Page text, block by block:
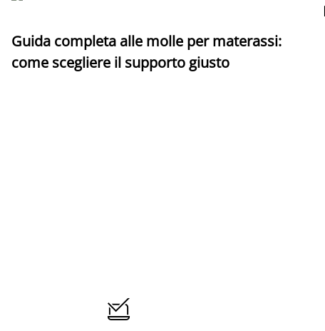
Guida completa alle molle per materassi:
come scegliere il supporto giusto
